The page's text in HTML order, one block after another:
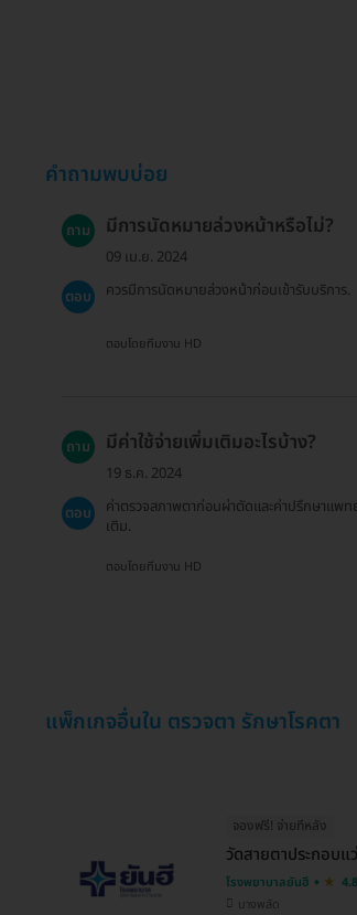
คำถามพบบ่อย
ถาม มีการนัดหมายล่วงหน้าหรือไม่?
09 เม.ย. 2024
ตอบ
ควรมีการนัดหมายล่วงหน้าก่อนเข้ารับบริการ.
ตอบโดยทีมงาน HD
ถาม มีค่าใช้จ่ายเพิ่มเติมอะไรบ้าง?
19 ธ.ค. 2024
ตอบ
ค่าตรวจสภาพตาก่อนผ่าตัดและค่าปรึกษาแพท
เติม.
ตอบโดยทีมงาน HD
แพ็กเกจอื่นใน ตรวจตา รักษาโรคตา
จองฟรี! จ่ายทีหลัง
วัดสายตาประกอบแ
โรงพยาบาลยันฮี
4.8
บางพลัด